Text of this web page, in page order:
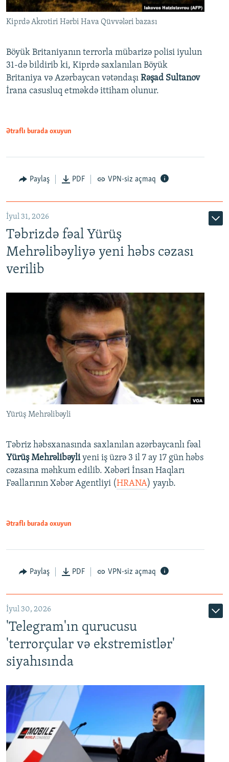
Kiprdə Akrotiri Hərbi Hava Qüvvələri bazası
Böyük Britaniyanın terrorla mübarizə polisi iyulun
31-də bildirib ki, Kiprdə saxlanılan Böyük
Britaniya və Azərbaycan vətəndaşı Rəşad Sultanov
İrana casusluq etməkdə ittiham olunur.
Ətraflı burada oxuyun
Paylaş PDF VPN-siz açmaq
İyul 31, 2026
Təbrizdə fəal Yürüş
Mehrəlibəyliyə yeni həbs cəzası
verilib
Yürüş Mehrəlibəyli
Təbriz həbsxanasında saxlanılan azərbaycanlı fəal
Yürüş Mehrəlibəyliyeni iş üzrə 3 il 7 ay 17 gün həbs
cəzasına məhkum edilib. Xəbəri İnsan Haqları
Fəallarının Xəbər Agentliyi (HRANA) yayıb.
Ətraflı burada oxuyun
Paylaş PDF VPN-siz açmaq
İyul 30, 2026
'Telegram'ın qurucusu
'terrorçular və ekstremistlər'
siyahısında